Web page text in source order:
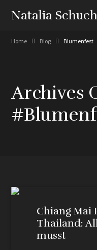
Natalia
Home Blog Blumenfest
Archives
Chiang Mai
Thailand:
musst